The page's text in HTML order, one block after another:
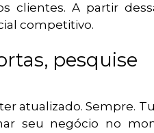
clientes. A partir
competitivo.
pesquise
atualizado. Sempre.
seu negócio no